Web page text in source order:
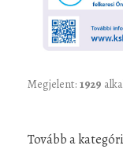
Megjelent: 1929
Tovább a